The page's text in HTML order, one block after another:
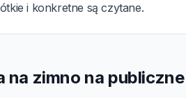
i konkretne są czytane.
na zimno na